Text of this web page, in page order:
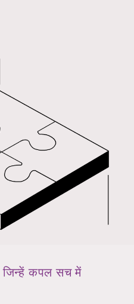
जिन्हें कपल सच में